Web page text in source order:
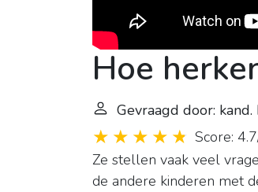
Hoe
Gevraagd door:
Score:
Ze stellen vaak veel
de andere kinderen met